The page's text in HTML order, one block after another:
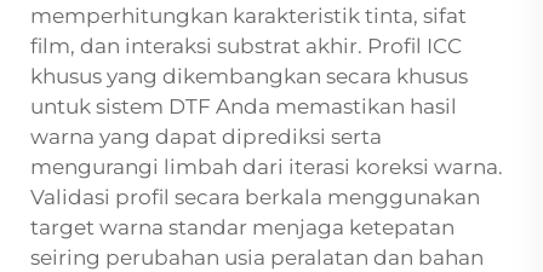
memperhitungkan karakteristik tinta, sifat
film, dan interaksi substrat akhir. Profil ICC
khusus yang dikembangkan secara khusus
untuk sistem DTF Anda memastikan hasil
warna yang dapat diprediksi serta
mengurangi limbah dari iterasi koreksi warna.
Validasi profil secara berkala menggunakan
target warna standar menjaga ketepatan
seiring perubahan usia peralatan dan bahan